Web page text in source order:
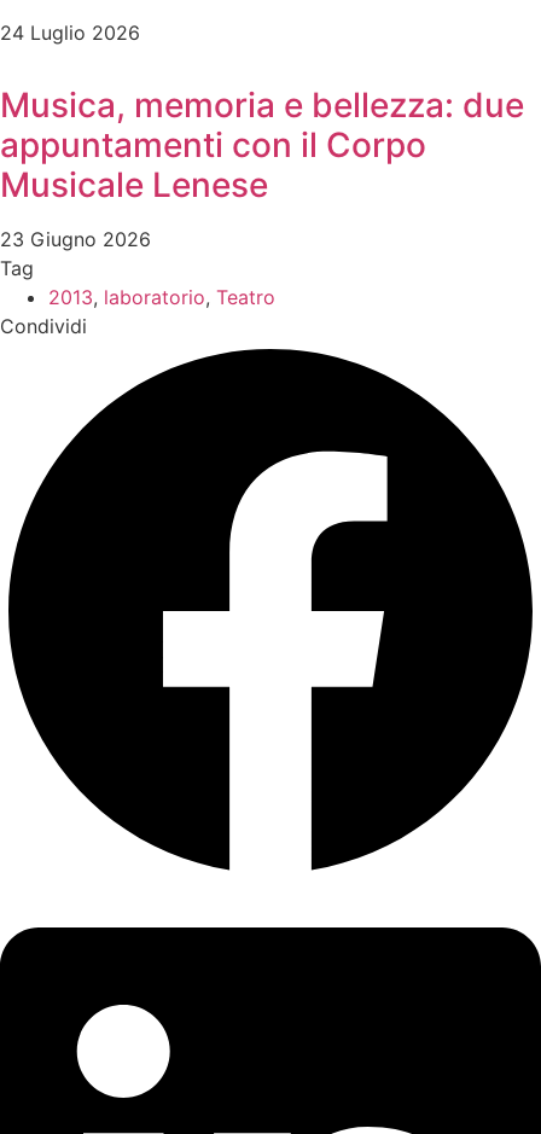
24 Luglio 2026
Musica, memoria e bellezza: due
appuntamenti con il Corpo
Musicale Lenese
23 Giugno 2026
Tag
2013, laboratorio, Teatro
Condividi